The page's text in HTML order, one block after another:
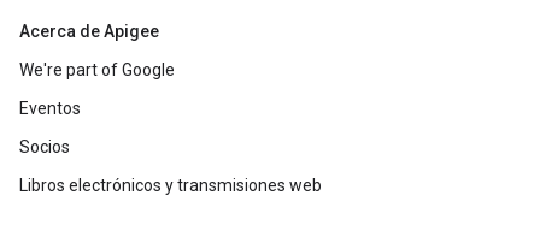
Acerca de Apigee
We're part of Google
Eventos
Socios
Libros electrónicos y transmisiones web